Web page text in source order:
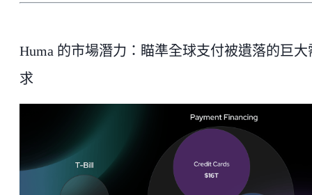
Huma 的市場潛力：瞄準全球支付被遺落的巨大
求